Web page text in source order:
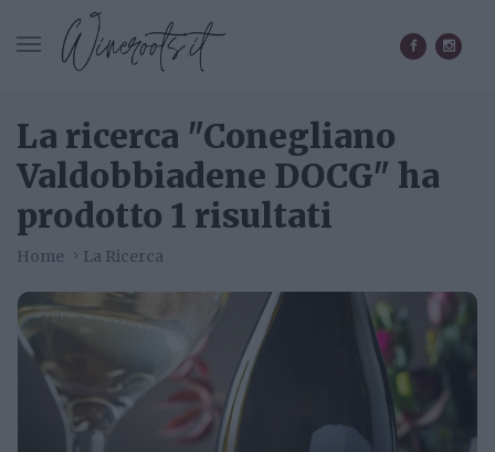
La ricerca "Conegliano
Valdobbiadene DOCG" ha
prodotto 1 risultati
Home La Ricerca